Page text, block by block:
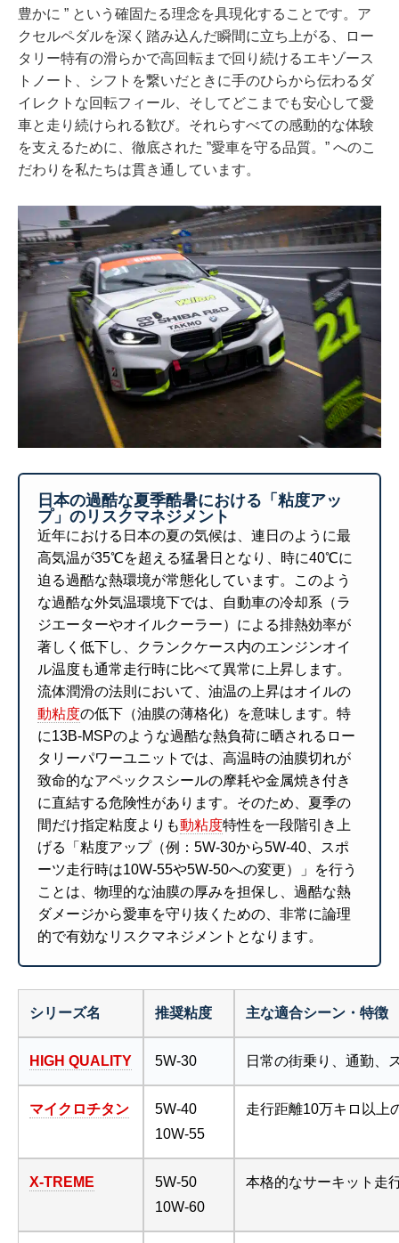
豊かに ” という確固たる理念を具現化することです。ア
クセルペダルを深く踏み込んだ瞬間に立ち上がる、ロー
タリー特有の滑らかで高回転まで回り続けるエキゾース
トノート、シフトを繋いだときに手のひらから伝わるダ
イレクトな回転フィール、そしてどこまでも安心して愛
車と走り続けられる歓び。それらすべての感動的な体験
を支えるために、徹底された ”愛車を守る品質。” へのこ
だわりを私たちは貫き通しています。
日本の過酷な夏季酷暑における「粘度アッ
プ」のリスクマネジメント
近年における日本の夏の気候は、連日のように最
高気温が35℃を超える猛暑日となり、時に40℃に
迫る過酷な熱環境が常態化しています。このよう
な過酷な外気温環境下では、自動車の冷却系（ラ
ジエーターやオイルクーラー）による排熱効率が
著しく低下し、クランクケース内のエンジンオイ
ル温度も通常走行時に比べて異常に上昇します。
流体潤滑の法則において、油温の上昇はオイルの
動粘度の低下（油膜の薄格化）を意味します。特
に13B-MSPのような過酷な熱負荷に晒されるロー
タリーパワーユニットでは、高温時の油膜切れが
致命的なアペックスシールの摩耗や金属焼き付き
に直結する危険性があります。そのため、夏季の
間だけ指定粘度よりも動粘度特性を一段階引き上
げる「粘度アップ（例：5W-30から5W-40、スポ
ーツ走行時は10W-55や5W-50への変更）」を行う
ことは、物理的な油膜の厚みを担保し、過酷な熱
ダメージから愛車を守り抜くための、非常に論理
的で有効なリスクマネジメントとなります。
シリーズ名 推奨粘度 主な適合シーン・特徴
HIGH QUALITY 5W-30 日常の街乗り、通勤、
マイクロチタン
5W-40
10W-55
走行距離10万キロ以上
X-TREME
5W-50
10W-60
本格的なサーキット走